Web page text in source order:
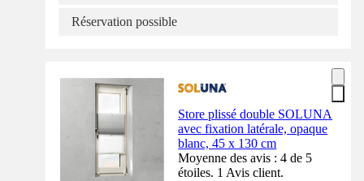
Réservation possible
Store plissé double SOLUNA
avec fixation latérale, opaque
blanc, 45 x 130 cm
Moyenne des avis : 4 de 5
étoiles. 1 Avis client.